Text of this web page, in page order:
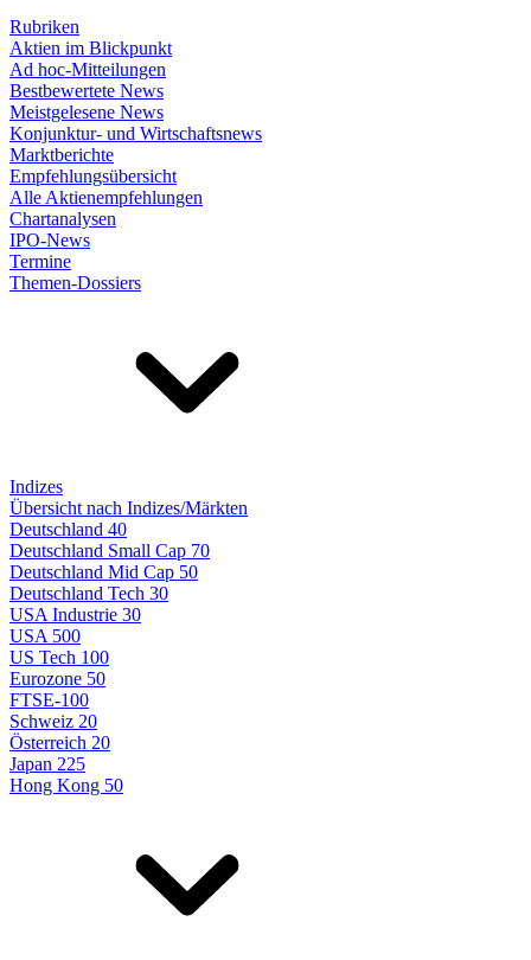
Rubriken
Aktien im Blickpunkt
Ad hoc-Mitteilungen
Bestbewertete News
Meistgelesene News
Konjunktur- und Wirtschaftsnews
Marktberichte
Empfehlungsübersicht
Alle Aktienempfehlungen
Chartanalysen
IPO-News
Termine
Themen-Dossiers
Indizes
Übersicht nach Indizes/Märkten
Deutschland 40
Deutschland Small Cap 70
Deutschland Mid Cap 50
Deutschland Tech 30
USA Industrie 30
USA 500
US Tech 100
Eurozone 50
FTSE-100
Schweiz 20
Österreich 20
Japan 225
Hong Kong 50